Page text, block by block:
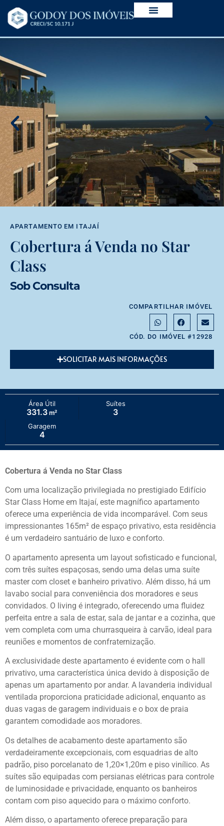
APARTAMENTO EM ITAJAÍ
Cobertura á Venda no Star
Class
Sob Consulta
COMPARTILHAR IMÓVEL
CÓD. DO IMÓVEL #12928
SOLICITAR MAIS INFORMAÇÕES
Área Útil
331.3 m²
Suítes
3
Garagem
4
Cobertura á Venda no Star Class
Com uma localização privilegiada no prestigiado Edifício
Star Class Home em Itajaí, este magnífico apartamento
oferece uma experiência de vida incomparável. Com seus
impressionantes 165m² de espaço privativo, esta residência
é um verdadeiro santuário de luxo e conforto.
O apartamento apresenta um layout sofisticado e funcional,
com três suítes espaçosas, sendo uma delas uma suíte
master com closet e banheiro privativo. Além disso, há um
lavabo social para conveniência dos moradores e seus
convidados. O living é integrado, oferecendo uma fluidez
perfeita entre a sala de estar, sala de jantar e a cozinha, que
vem completa com uma churrasqueira à carvão, ideal para
reuniões e momentos de confraternização.
A exclusividade deste apartamento é evidente com o hall
privativo, uma característica única devido à disposição de
apenas um apartamento por andar. A lavanderia individual
ventilada proporciona praticidade adicional, enquanto as
duas vagas de garagem individuais e o box de praia
garantem comodidade aos moradores.
Os detalhes de acabamento deste apartamento são
verdadeiramente excepcionais, com esquadrias de alto
padrão, piso porcelanato de 1,20×1,20m e piso vinílico. As
suítes são equipadas com persianas elétricas para controle
de luminosidade e privacidade, enquanto os banheiros
contam com piso aquecido para o máximo conforto.
Além disso, o apartamento oferece preparação para